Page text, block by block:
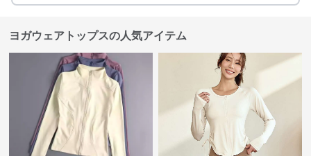
ヨガウェアトップスの人気アイテム